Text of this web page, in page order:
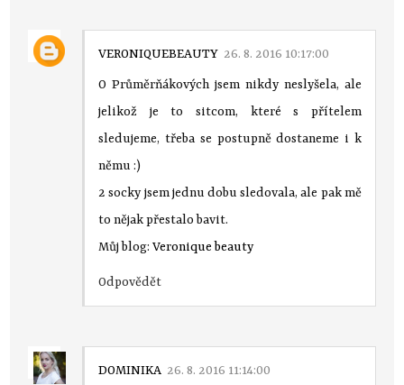
VERONIQUEBEAUTY 26. 8. 2016 10:17:00
O Průměrňákových jsem nikdy neslyšela, ale
jelikož je to sitcom, které s přítelem
sledujeme, třeba se postupně dostaneme i k
němu :)
2 socky jsem jednu dobu sledovala, ale pak mě
to nějak přestalo bavit.
Můj blog:Veronique beauty
Odpovědět
DOMINIKA 26. 8. 2016 11:14:00